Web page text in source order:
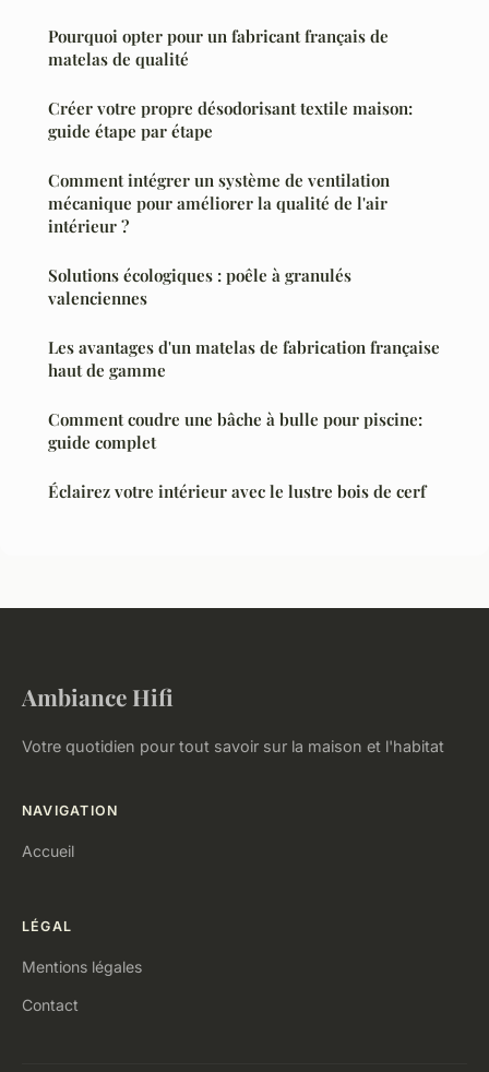
Pourquoi opter pour un fabricant français de
matelas de qualité
Créer votre propre désodorisant textile maison:
guide étape par étape
Comment intégrer un système de ventilation
mécanique pour améliorer la qualité de l'air
intérieur ?
Solutions écologiques : poêle à granulés
valenciennes
Les avantages d'un matelas de fabrication française
haut de gamme
Comment coudre une bâche à bulle pour piscine:
guide complet
Éclairez votre intérieur avec le lustre bois de cerf
Ambiance Hifi
Votre quotidien pour tout savoir sur la maison et l'habitat
NAVIGATION
Accueil
LÉGAL
Mentions légales
Contact